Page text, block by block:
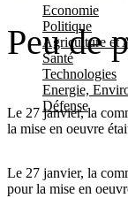
Economie
Politique
Agriculture et
Santé
Technologies
Energie,
Défense
Peu de
Le 27 janvier, la
la mise en oeuvre
Le 27 janvier, la
pour la mise en